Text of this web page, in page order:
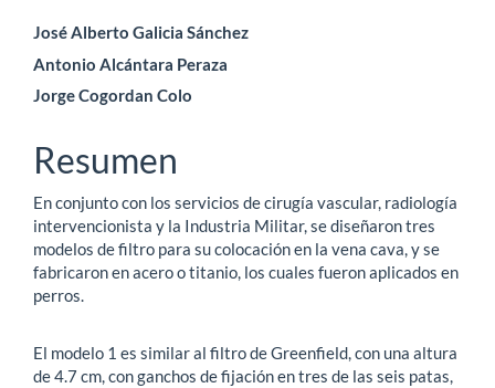
Contenido
principal
del
artículo
José Alberto Galicia Sánchez
Antonio Alcántara Peraza
Jorge Cogordan Colo
Resumen
En conjunto con los servicios de cirugía vascular, radiología
intervencionista y la Industria Militar, se diseñaron tres
modelos de filtro para su colocación en la vena cava, y se
fabricaron en acero o titanio, los cuales fueron aplicados en
perros.
El modelo 1 es similar al filtro de Greenfield, con una altura
de 4.7 cm, con ganchos de fijación en tres de las seis patas,